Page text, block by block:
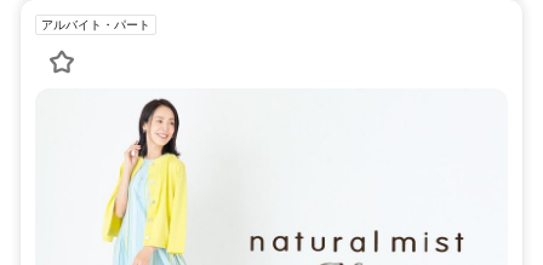
アルバイト・パート